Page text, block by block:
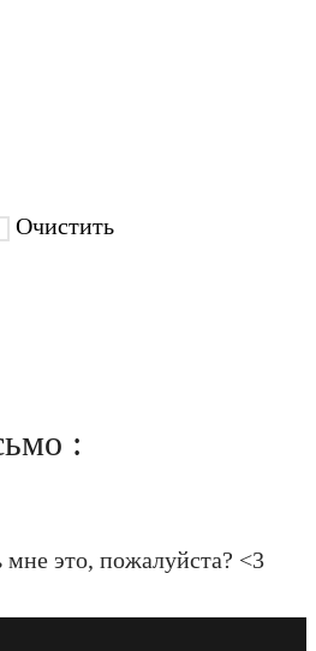
Очистить
:
это, пожалуйста? <3